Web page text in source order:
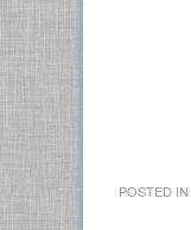
POSTED IN